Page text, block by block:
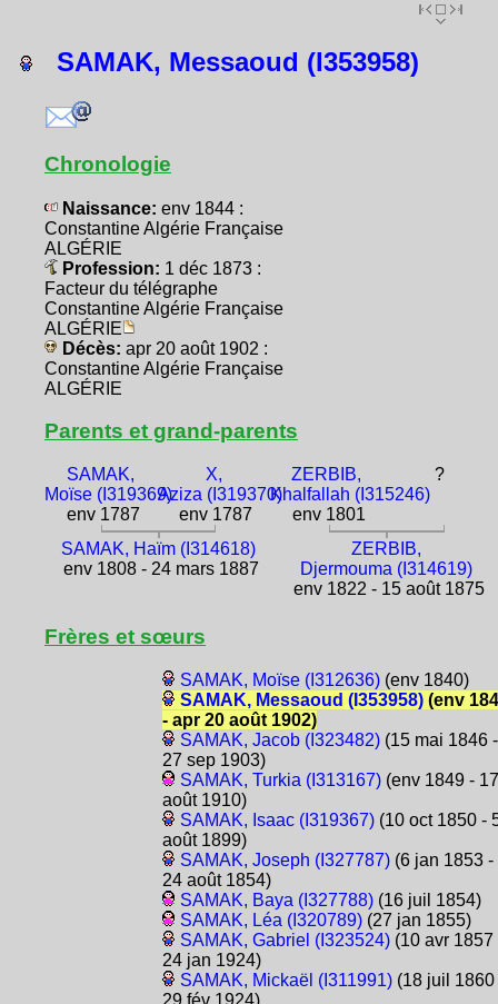
SAMAK, Messaoud (I353958)
Chronologie
Naissance: env 1844 :
Constantine Algérie Française
ALGÉRIE
Profession: 1 déc 1873 :
Facteur du télégraphe
Constantine Algérie Française
ALGÉRIE
Décès: apr 20 août 1902 :
Constantine Algérie Française
ALGÉRIE
Parents et grand-parents
SAMAK,
Moïse (I319369)
env 1787
X,
Aziza (I319370)
env 1787
ZERBIB,
Khalfallah (I315246)
env 1801
?
SAMAK, Haïm (I314618)
env 1808 - 24 mars 1887
ZERBIB,
Djermouma (I314619)
env 1822 - 15 août 1875
Frères et sœurs
SAMAK, Moïse (I312636)(env 1840)
SAMAK, Messaoud (I353958)(env
- apr 20 août 1902)
SAMAK, Jacob (I323482)(15 mai 1846 -
27 sep 1903)
SAMAK, Turkia (I313167)(env 1849 - 17
août 1910)
SAMAK, Isaac (I319367)(10 oct 1850 -
août 1899)
SAMAK, Joseph (I327787)(6 jan 1853 -
24 août 1854)
SAMAK, Baya (I327788)(16 juil 1854)
SAMAK, Léa (I320789)(27 jan 1855)
SAMAK, Gabriel (I323524)(10 avr 1857
24 jan 1924)
SAMAK, Mickaël (I311991)(18 juil 1860
29 fév 1924)